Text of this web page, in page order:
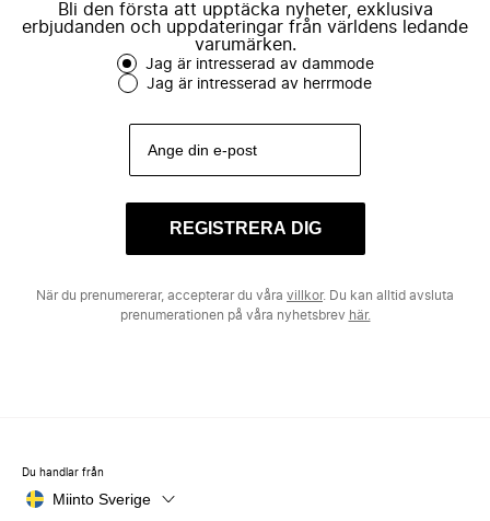
Bli den första att upptäcka nyheter, exklusiva
erbjudanden och uppdateringar från världens ledande
varumärken.
Jag är intresserad av dammode
Jag är intresserad av herrmode
REGISTRERA DIG
När du prenumererar, accepterar du våra villkor. Du kan alltid avsluta
prenumerationen på våra nyhetsbrev här.
Du handlar från
Miinto Sverige